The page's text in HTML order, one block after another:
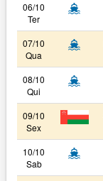
06/10
Ter
07/10
Qua
08/10
Qui
09/10
Sex
10/10
Sab